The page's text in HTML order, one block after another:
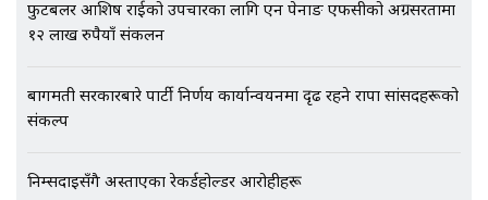
फुटबलर आशिष राईको उपचारका लागि एन पेनाङ एफसीको अग्रसरतामा
१२ लाख रुपैयाँ संकलन
बागमती सरकारबारे पार्टी निर्णय कार्यान्वयनमा दृढ रहने राप्रपा सांसदहरूको
संकल्प
निम्सदाइसँगै अस्ताएका रेकर्डहोल्डर आरोहीहरू